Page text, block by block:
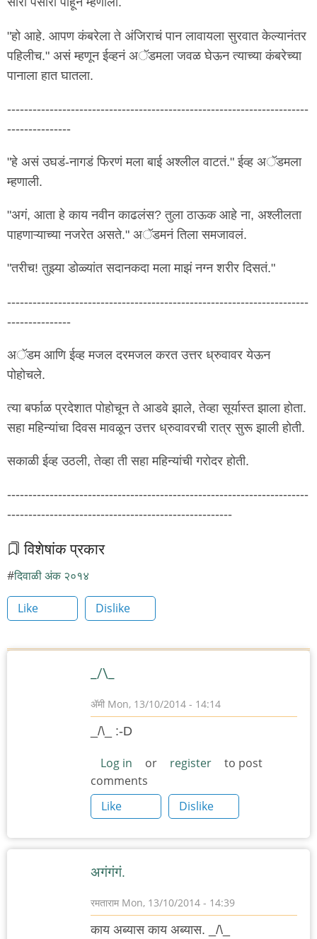
"हो आहे. आपण कंबरेला ते अंजिराचं पान लावायला सुरवात केल्यानंतर
पहिलीच." असं म्हणून ईव्हनं अॅडमला जवळ घेऊन त्याच्या कंबरेच्या
पानाला हात घातला.
-----------------------------------------------------------------------
---------------
"हे असं उघडं-नागडं फिरणं मला बाई अश्लील वाटतं." ईव्ह अॅडमला
म्हणाली.
"अगं, आता हे काय नवीन काढलंस? तुला ठाऊक आहे ना, अश्लीलता
पाहणाऱ्याच्या नजरेत असते." अॅडमनं तिला समजावलं.
"तरीच! तुझ्या डोळ्यांत सदानकदा मला माझं नग्न शरीर दिसतं."
-----------------------------------------------------------------------
---------------
अॅडम आणि ईव्ह मजल दरमजल करत उत्तर ध्रुवावर येऊन
पोहोचले.
त्या बर्फाळ प्रदेशात पोहोचून ते आडवे झाले, तेव्हा सूर्यास्त झाला होता.
सहा महिन्यांचा दिवस मावळून उत्तर ध्रुवावरची रात्र सुरू झाली होती.
सकाळी ईव्ह उठली, तेव्हा ती सहा महिन्यांची गरोदर होती.
-----------------------------------------------------------------------
-----------------------------------------------------
विशेषांक प्रकार
दिवाळी अंक २०१४
Like Dislike
_/\_
ॲमी Mon, 13/10/2014 - 14:14
_/\_ :-D
Log in or register
to post
comments
Like
Dislike
अगंगंगं.
रमतारामMon, 13/10/2014 - 14:39
काय अब्यास काय अब्यास. _/\_